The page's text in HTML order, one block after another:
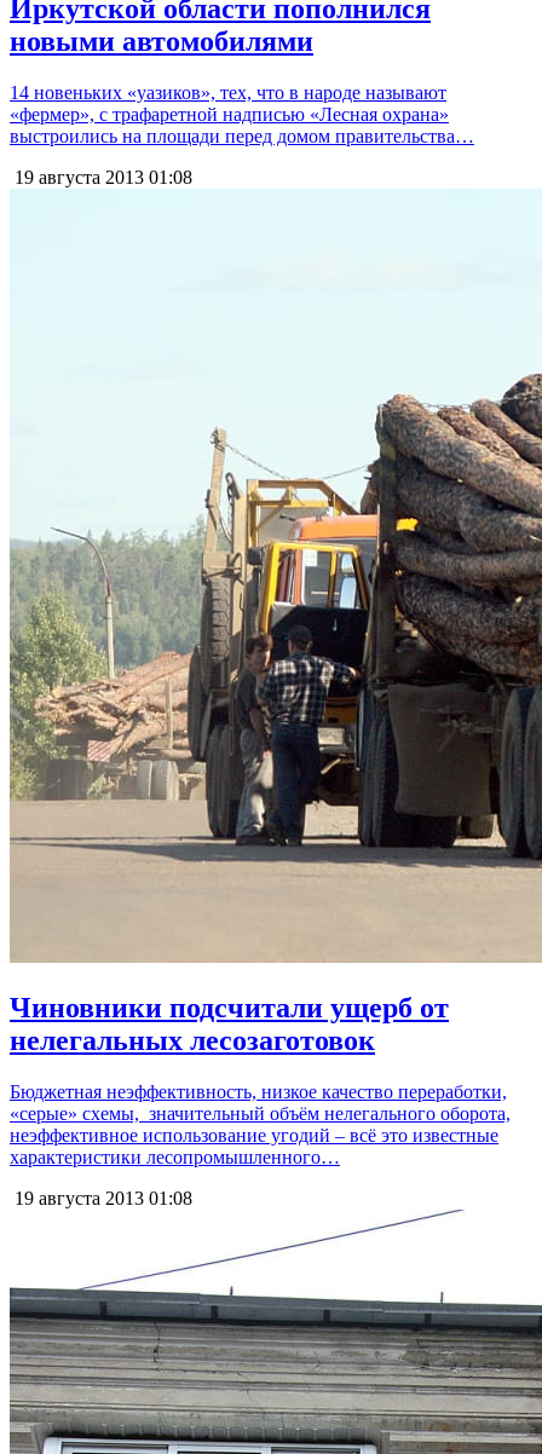
Иркутской области пополнился
новыми автомобилями
14 новеньких «уазиков», тех, что в народе называют
«фермер», с трафаретной надписью «Лесная охрана»
выстроились на площади перед домом правительства…
19 августа 2013 01:08
Чиновники подсчитали ущерб от
нелегальных лесозаготовок
Бюджетная неэффективность, низкое качество переработки,
«серые» схемы, значительный объём нелегального оборота,
неэффективное использование угодий – всё это известные
характеристики лесопромышленного…
19 августа 2013 01:08